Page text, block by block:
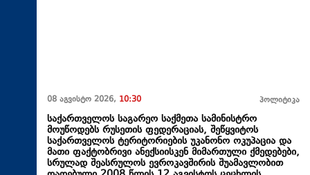
08 აგვისტო 2026, 10:30 პოლიტიკა
საქართველოს საგარეო საქმეთა სამინისტრო
მოუწოდებს რუსეთის ფედერაციას, შეწყვიტოს
საქართველოს ტერიტორიების უკანონო ოკუპაცია და
მათი ფაქტობრივი ანექსიისკენ მიმართული ქმედებები,
სრულად შეასრულოს ევროკავშირის შუამავლობით